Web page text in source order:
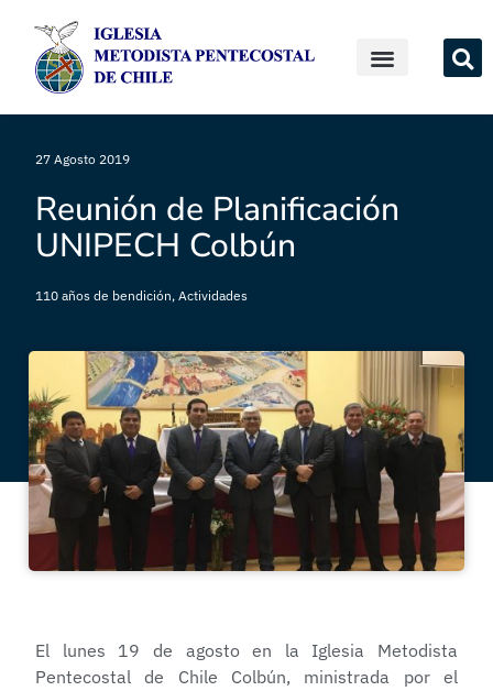
27 Agosto 2019
Reunión de Planificación
UNIPECH Colbún
110 años de bendición, Actividades
El lunes 19 de agosto en la Iglesia Metodista
Pentecostal de Chile Colbún, ministrada por el